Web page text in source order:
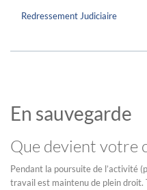
Redressement Judiciaire
En sauvegarde
Que devient votre
Pendant la poursuite de l’activité
travail est maintenu de plein droit.